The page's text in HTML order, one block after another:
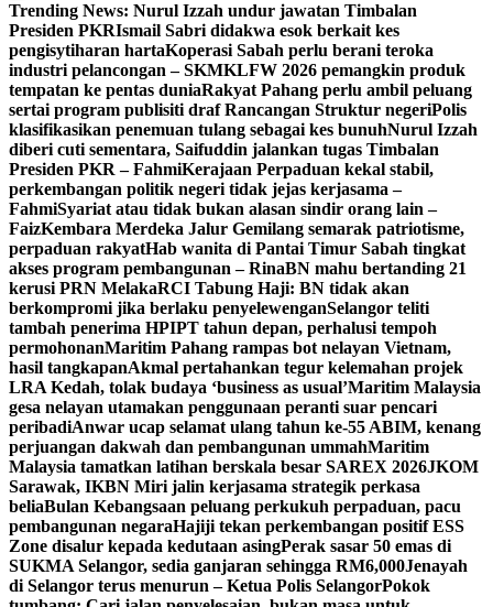
Trending News: Nurul Izzah undur jawatan Timbalan
Presiden PKRIsmail Sabri didakwa esok berkait kes
pengisytiharan hartaKoperasi Sabah perlu berani teroka
industri pelancongan – SKMKLFW 2026 pemangkin produk
tempatan ke pentas duniaRakyat Pahang perlu ambil peluang
sertai program publisiti draf Rancangan Struktur negeriPolis
klasifikasikan penemuan tulang sebagai kes bunuhNurul Izzah
diberi cuti sementara, Saifuddin jalankan tugas Timbalan
Presiden PKR – FahmiKerajaan Perpaduan kekal stabil,
perkembangan politik negeri tidak jejas kerjasama –
FahmiSyariat atau tidak bukan alasan sindir orang lain –
FaizKembara Merdeka Jalur Gemilang semarak patriotisme,
perpaduan rakyatHab wanita di Pantai Timur Sabah tingkat
akses program pembangunan – RinaBN mahu bertanding 21
kerusi PRN MelakaRCI Tabung Haji: BN tidak akan
berkompromi jika berlaku penyelewenganSelangor teliti
tambah penerima HPIPT tahun depan, perhalusi tempoh
permohonanMaritim Pahang rampas bot nelayan Vietnam,
hasil tangkapanAkmal pertahankan tegur kelemahan projek
LRA Kedah, tolak budaya ‘business as usual’Maritim Malaysia
gesa nelayan utamakan penggunaan peranti suar pencari
peribadiAnwar ucap selamat ulang tahun ke-55 ABIM, kenang
perjuangan dakwah dan pembangunan ummahMaritim
Malaysia tamatkan latihan berskala besar SAREX 2026JKOM
Sarawak, IKBN Miri jalin kerjasama strategik perkasa
beliaBulan Kebangsaan peluang perkukuh perpaduan, pacu
pembangunan negaraHajiji tekan perkembangan positif ESS
Zone disalur kepada kedutaan asingPerak sasar 50 emas di
SUKMA Selangor, sedia ganjaran sehingga RM6,000Jenayah
di Selangor terus menurun – Ketua Polis SelangorPokok